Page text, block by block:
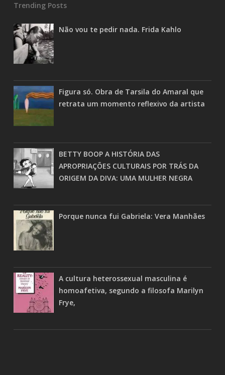
Trending Posts
Não vou te pedir nada. Frida Kahlo
Figura só. Obra de Tarsila do Amaral que
retrata um momento reflexivo da artista
BETTY BOOP A HISTÓRIA DAS
APROPRIAÇÕES CULTURAIS POR TRÁS DA
ORIGEM DA DIVA: UMA MULHER NEGRA
Porque nunca fui Gabriela: Vera Manhães
A cultura heterossexual masculina é
homoafetiva, segundo a filosofa Marilyn
Frye,